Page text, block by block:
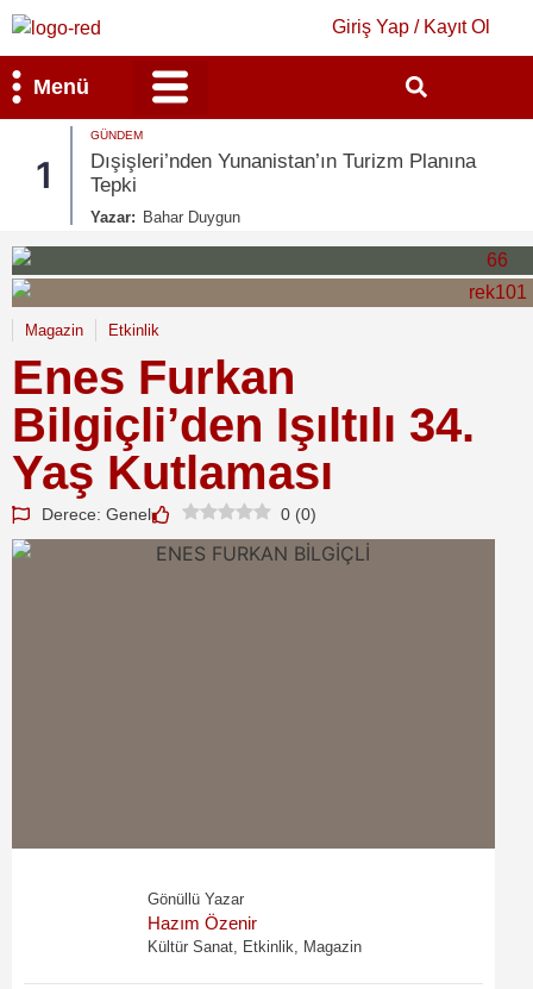
Giriş Yap / Kayıt Ol
Menü
1
GÜNDEM
Dışişleri’nden Yunanistan’ın Turizm Planına
Tepki
Yazar: Bahar Duygun
Magazin Etkinlik
Enes Furkan
Bilgiçli’den Işıltılı 34.
Yaş Kutlaması
Derece: Genel 0 (0)
Gönüllü Yazar
Hazım Özenir
Kültür Sanat, Etkinlik, Magazin